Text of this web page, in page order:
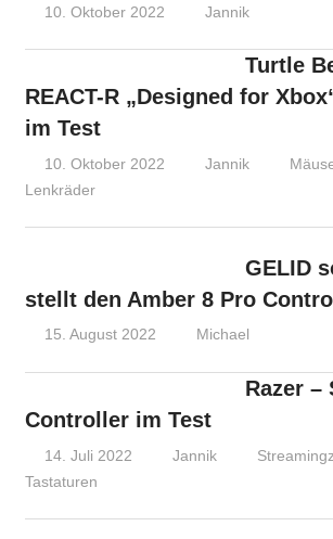
10. Oktober 2022 Jannik
Turtle
REACT-R „Designed for
im Test
10. Oktober 2022 Jannik
Lenkräder
GELID
stellt den Amber 8 Pro
15. August 2022 Michael
Razer –
Controller im Test
14. Juli 2022 Jannik
Tastaturen